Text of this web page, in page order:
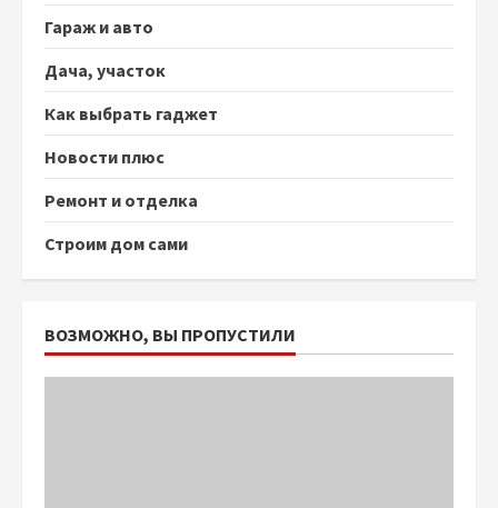
Гараж и авто
Дача, участок
Как выбрать гаджет
Новости плюс
Ремонт и отделка
Строим дом сами
ВОЗМОЖНО, ВЫ ПРОПУСТИЛИ